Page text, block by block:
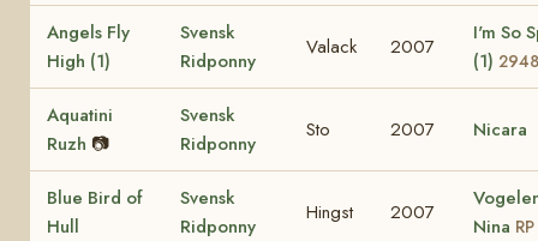
Angels Fly
High (1)
Svensk
Ridponny
Valack 2007
I'm So
(1)
Aquatini
Ruzh 📷
Svensk
Ridponny
Sto 2007 Nicara
Blue Bird of
Hull
Svensk
Ridponny
Hingst 2007
Nina